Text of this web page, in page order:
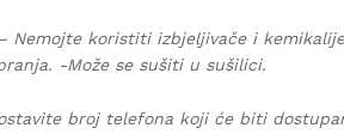
Nemojte koristiti izbjeljivače i
-Može se sušiti u sušilici.
broj telefona koji će biti